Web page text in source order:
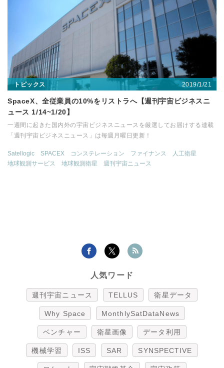
トピックス 2019/1/21
SpaceX、全従業員の10%をリストラへ【週刊宇宙ビジネスニ
ュース 1/14~1/20】
一週間に起きた国内外の宇宙ビジネスニュースを厳選してお届けする連載
「週刊宇宙ビジネスニュース」は毎週月曜日更新！
Satellogic SPACEX コンステレーション ファイナンス
人工衛星
地球観測サービス
地球観測衛星 週刊宇宙ニュース
人気ワード
週刊宇宙ニュース TELLUS 衛星データ
Why Space MonthlySatDataNews
ベンチャー 衛星画像 データ利用
機械学習 ISS SAR SYNSPECTIVE